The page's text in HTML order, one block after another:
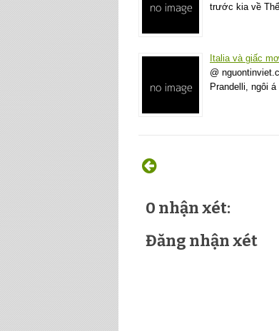
trước kia về
Italia và giấc
@
Prandelli, ngôi
0 nhận xét:
Đăng nhận xét